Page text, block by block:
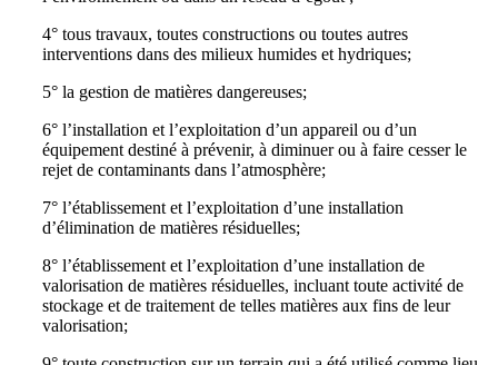
4° tous travaux, toutes constructions ou toutes autres
interventions dans des milieux humides et hydriques;
5° la gestion de matières dangereuses;
6° l’installation et l’exploitation d’un appareil ou d’un
équipement destiné à prévenir, à diminuer ou à faire cesser le
rejet de contaminants dans l’atmosphère;
7° l’établissement et l’exploitation d’une installation
d’élimination de matières résiduelles;
8° l’établissement et l’exploitation d’une installation de
valorisation de matières résiduelles, incluant toute activité de
stockage et de traitement de telles matières aux fins de leur
valorisation;